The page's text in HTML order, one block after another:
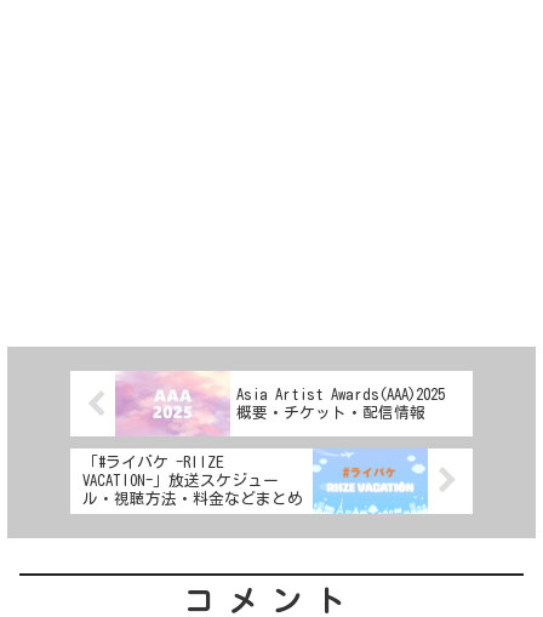
Asia Artist Awards(AAA)2025
概要・チケット・配信情報
「#ライバケ -RIIZE
VACATION-」放送スケジュー
ル・視聴方法・料金などまとめ
コメント